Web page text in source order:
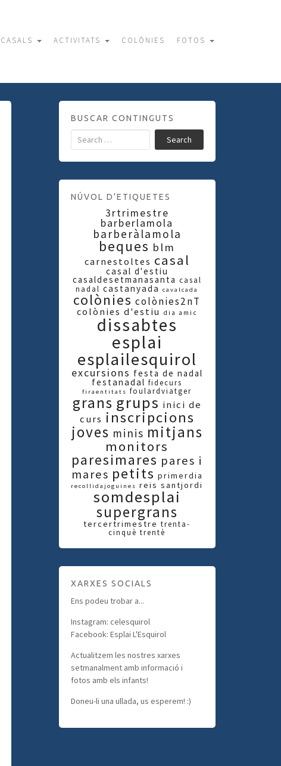
CASALS ACTIVITATS COLÒNIES FOTOS
BUSCAR CONTINGUTS
Search
NÚVOL D’ETIQUETES
3rtrimestre
barberlamola
barberàlamola
beques blm
carnestoltes casal
casal d'estiu
casaldesetmanasanta casal
nadal castanyada cavalcada
colònies colònies2nT
colònies d'estiu dia amic
dissabtes
esplai
esplailesquirol
excursions festa de nadal
festanadal fidecurs
firaentitats foulardviatger
grans grups inici de
curs inscripcions
joves minis mitjans
monitors
paresimares pares i
mares petits primerdia
recollidajoguines reis santjordi
somdesplai
supergrans
tercertrimestre trenta-
cinquè trentè
XARXES SOCIALS
Ens podeu trobar a...
Instagram: celesquirol
Facebook: Esplai L'Esquirol
Actualitzem les nostres xarxes
setmanalment amb informació i
fotos amb els infants!
Doneu-li una ullada, us esperem! :)